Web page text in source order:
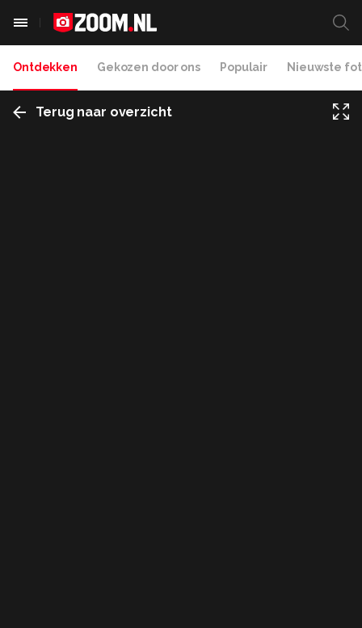
Ontdekken Gekozen door ons Populair Nieuwste
Terug naar overzicht